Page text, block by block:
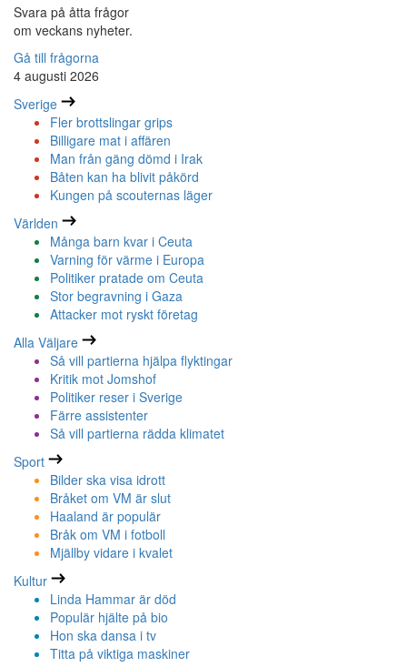
Svara på åtta frågor
om veckans nyheter.
Gå till frågorna
4 augusti 2026
Sverige
Fler brottslingar grips
Billigare mat i affären
Man från gäng dömd i Irak
Båten kan ha blivit påkörd
Kungen på scouternas läger
Världen
Många barn kvar i Ceuta
Varning för värme i Europa
Politiker pratade om Ceuta
Stor begravning i Gaza
Attacker mot ryskt företag
Alla Väljare
Så vill partierna hjälpa flyktingar
Kritik mot Jomshof
Politiker reser i Sverige
Färre assistenter
Så vill partierna rädda klimatet
Sport
Bilder ska visa idrott
Bråket om VM är slut
Haaland är populär
Bråk om VM i fotboll
Mjällby vidare i kvalet
Kultur
Linda Hammar är död
Populär hjälte på bio
Hon ska dansa i tv
Titta på viktiga maskiner